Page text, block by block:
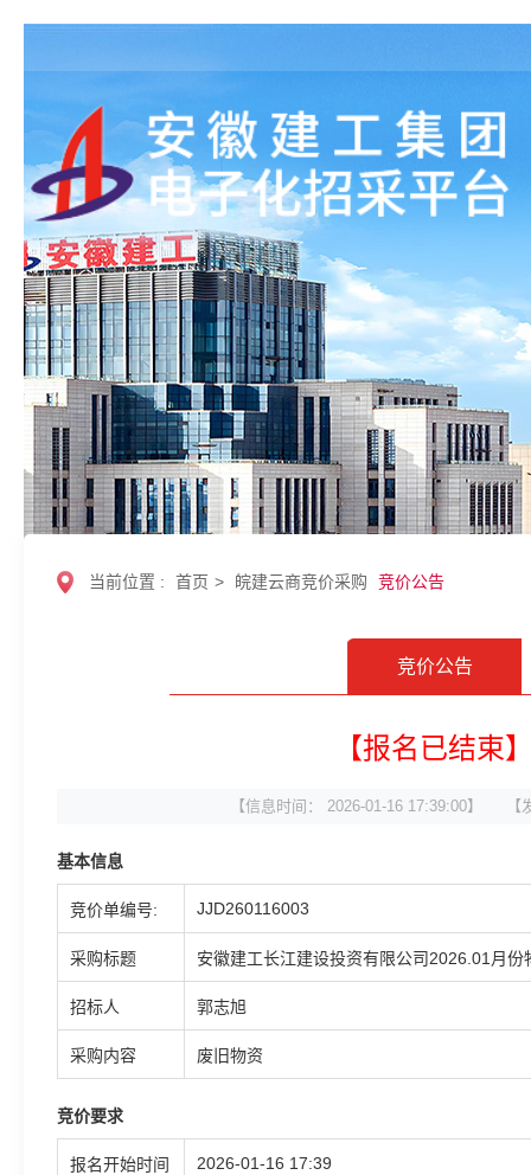
当前位置 : 首页 > 皖建云商竞价采购 竞价公告
竞价公告
【报名已结束
【信息时间： 2026-01-16 17:39:00】
基本信息
竞价单编号: JJD260116003
采购标题 安徽建工长江建设投资有限公司2026.01月份
招标人 郭志旭
采购内容 废旧物资
竞价要求
报名开始时间 2026-01-16 17:39